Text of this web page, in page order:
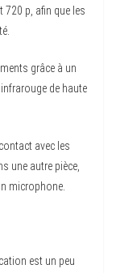
720 p, afin que les
grâce à un
de haute
avec les
une autre pièce,
microphone.
est un peu